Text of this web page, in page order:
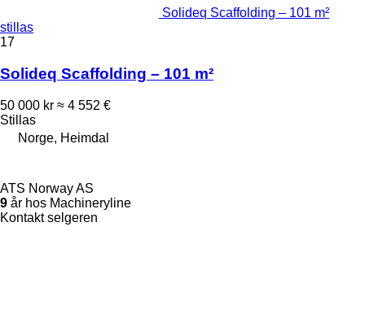
Solideq Scaffolding – 101 m²
stillas
17
Solideq Scaffolding – 101 m²
50 000 kr ≈ 4 552 €
Stillas
Norge, Heimdal
ATS Norway AS
9 år hos Machineryline
Kontakt selgeren